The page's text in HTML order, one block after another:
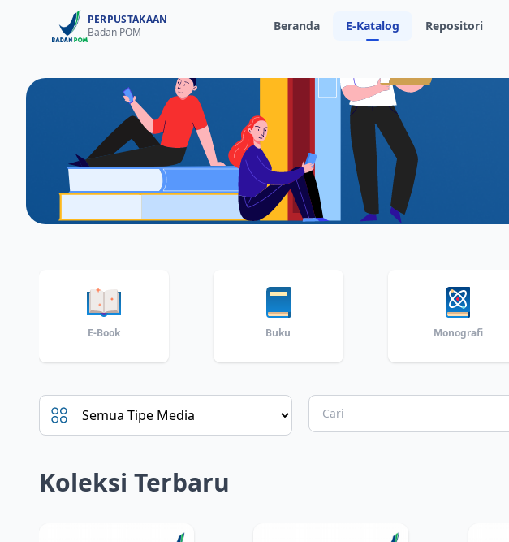
PERPUSTAKAAN
Badan POM
Beranda E-Katalog Repositori
E-Book Buku Monografi
Koleksi Terbaru